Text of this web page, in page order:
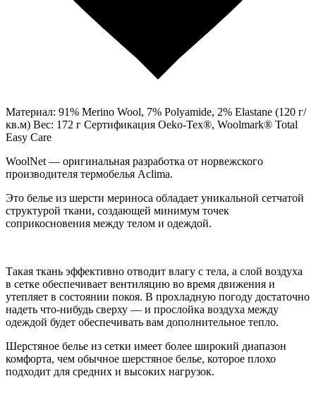
Материал: 91% Merino Wool, 7% Polyamide, 2% Elastane (120 г/
кв.м) Вес: 172 г Сертификация Oeko-Tex®, Woolmark® Total
Easy Care
WoolNet — оригинальная разработка от норвежского
производителя термобелья Aclima.
Это белье из шерсти мериноса обладает уникальной сетчатой
структурой ткани, создающей минимум точек
соприкосновения между телом и одеждой.
Такая ткань эффективно отводит влагу с тела, а слой воздуха
в сетке обеспечивает вентиляцию во время движения и
утепляет в состоянии покоя. В прохладную погоду достаточно
надеть что-нибудь сверху — и прослойка воздуха между
одеждой будет обеспечивать вам дополнительное тепло.
Шерстяное белье из сетки имеет более широкий диапазон
комфорта, чем обычное шерстяное белье, которое плохо
подходит для средних и высоких нагрузок.